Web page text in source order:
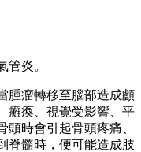
管炎。
腫瘤轉移至腦部造成顱
癱瘓、視覺受影響、平
時會引起骨頭疼痛、
脊髓時，便可能造成肢